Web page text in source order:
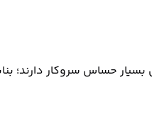
حساس سروکار دارند؛